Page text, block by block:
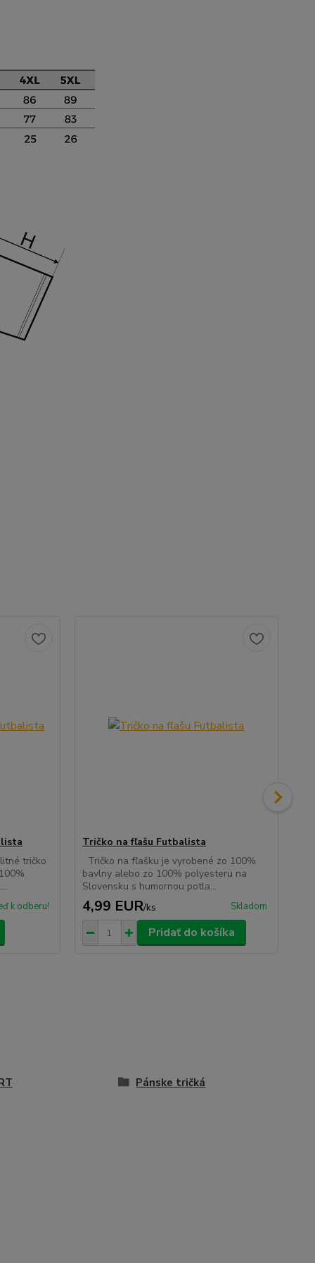
tričko
k odberu!
Tričko na fľašu Futbalista
Tričko na fľašku je vyrobené zo 100%
bavlny alebo zo 100% polyesteru na
Slovensku s humornou potla...
4,99 EUR/ks Skladom
Pridať do košíka
Pánske tričká